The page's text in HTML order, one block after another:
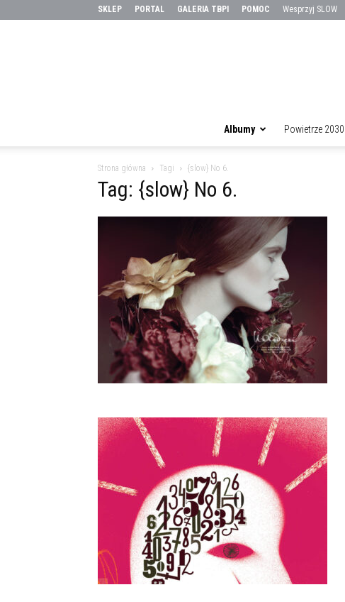
SKLEP PORTAL GALERIA TBPI POMOC Wesprzyj SLOW
Albumy Powietrze 2030
Strona główna Tagi {slow} No 6.
Tag: {slow} No 6.